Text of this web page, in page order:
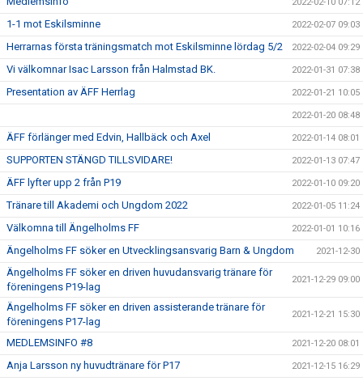
1-1 mot Eskilsminne 2022-02-07 09:03
Herrarnas första träningsmatch mot Eskilsminne lördag 5/2 2022-02-04 09:29
Vi välkomnar Isac Larsson från Halmstad BK. 2022-01-31 07:38
Presentation av ÄFF Herrlag 2022-01-21 10:05
2022-01-20 08:48
ÄFF förlänger med Edvin, Hallbäck och Axel 2022-01-14 08:01
SUPPORTEN STÄNGD TILLSVIDARE! 2022-01-13 07:47
ÄFF lyfter upp 2 från P19 2022-01-10 09:20
Tränare till Akademi och Ungdom 2022 2022-01-05 11:24
Välkomna till Ängelholms FF 2022-01-01 10:16
Ängelholms FF söker en Utvecklingsansvarig Barn & Ungdom 2021-12-30
Ängelholms FF söker en driven huvudansvarig tränare för
föreningens P19-lag
2021-12-29 09:00
Ängelholms FF söker en driven assisterande tränare för
föreningens P17-lag
2021-12-21 15:30
MEDLEMSINFO #8 2021-12-20 08:01
Anja Larsson ny huvudtränare för P17 2021-12-15 16:29